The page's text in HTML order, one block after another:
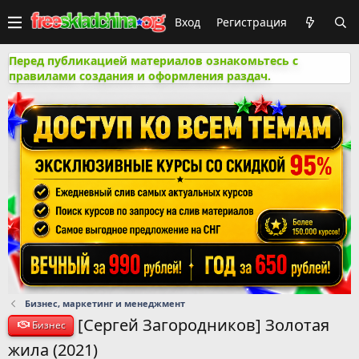
Вход Регистрация
Перед публикацией материалов ознакомьтесь с
правилами создания и оформления раздач.
Бизнес, маркетинг и менеджмент
Бизнес
[Сергей Загородников] Золотая
жила (2021)